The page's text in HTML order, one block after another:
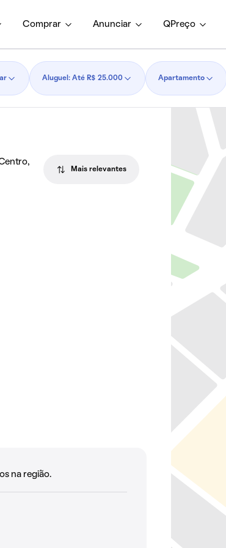
Comprar Anunciar QPreço
Aluguel: Até R$ 25.000 Apartamento
Mais relevantes
na região.